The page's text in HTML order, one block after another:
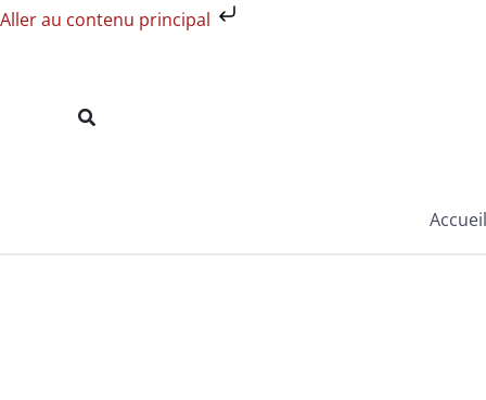
Aller au contenu principal
Aller
Rechercher
Accueil